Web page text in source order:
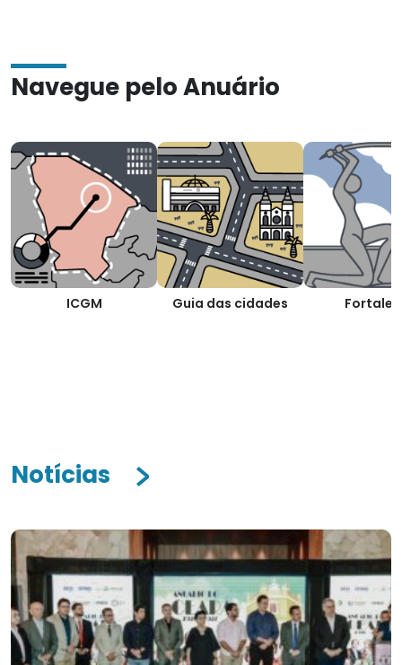
Navegue pelo Anuário
ICGM Guia das cidades
Notícias